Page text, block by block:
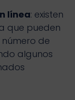
línea: existen
que pueden
de
algunos